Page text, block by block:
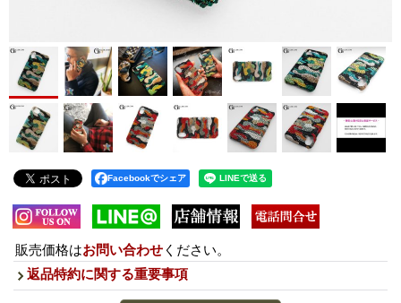
Facebookでシェア
販売価格はお問い合わせ ください。
返品特約に関する重要事項